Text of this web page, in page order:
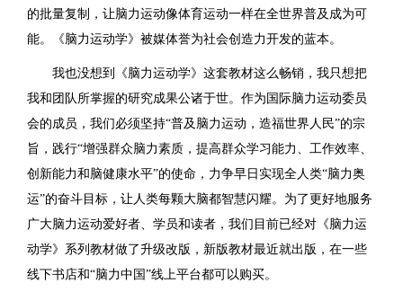
的批量复制，让脑力运动像体育运动一样在全世界普及成为可
能。《脑力运动学》被媒体誉为社会创造力开发的蓝本。
我也没想到《脑力运动学》这套教材这么畅销，我只想把
我和团队所掌握的研究成果公诸于世。作为国际脑力运动委员
会的成员，我们必须坚持“普及脑力运动，造福世界人民”的宗
旨，践行“增强群众脑力素质，提高群众学习能力、工作效率、
创新能力和脑健康水平”的使命，力争早日实现全人类“脑力奥
运”的奋斗目标，让人类每颗大脑都智慧闪耀。为了更好地服务
广大脑力运动爱好者、学员和读者，我们目前已经对《脑力运
动学》系列教材做了升级改版，新版教材最近就出版，在一些
线下书店和“脑力中国”线上平台都可以购买。